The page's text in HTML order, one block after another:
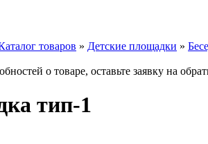
товаров » Детские площадки »
о товаре, оставьте заявку на
тип-1